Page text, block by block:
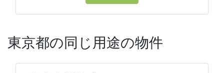
東京都の同じ用途の物件